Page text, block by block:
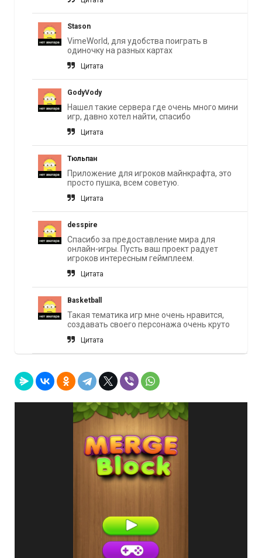
Stason
VimeWorld, для удобства поиграть в
одиночку на разных картах
Цитата
GodyVody
Нашел такие сервера где очень много мини
игр, давно хотел найти, спасибо
Цитата
Тюльпан
Приложение для игроков майнкрафта, это
просто пушка, всем советую.
Цитата
desspire
Спасибо за предоставление мира для
онлайн-игры. Пусть ваш проект радует
игроков интересным геймплеем.
Цитата
Basketball
Такая тематика игр мне очень нравится,
создавать своего персонажа очень круто
Цитата